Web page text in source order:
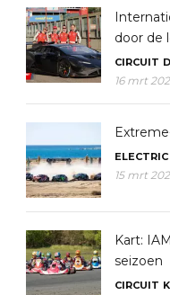
door de
CIRCUIT
16 mrt
ELECTRIC
15 mrt
Kart:
seizoen
CIRCUIT